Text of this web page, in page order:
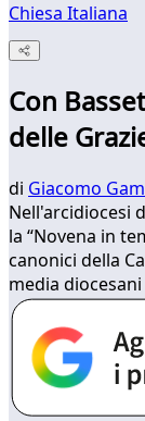
Chiesa Italiana
Con
delle
di Giacomo
Nell'arcidiocesi
la “Novena in
canonici della
media